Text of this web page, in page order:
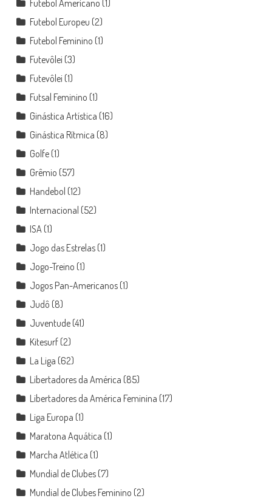
Futebol Americano (1)
Futebol Europeu (2)
Futebol Feminino (1)
Futevôlei (3)
Futevôlei (1)
Futsal Feminino (1)
Ginástica Artística (16)
Ginástica Rítmica (8)
Golfe(1)
Grêmio (57)
Handebol (12)
Internacional (52)
ISA (1)
Jogo das Estrelas(1)
Jogo-Treino (1)
Jogos Pan-Americanos(1)
Judô (8)
Juventude(41)
Kitesurf(2)
La Liga (62)
Libertadores da América (85)
Libertadores da América Feminina (17)
Liga Europa (1)
Maratona Aquática (1)
Marcha Atlética (1)
Mundial de Clubes(7)
Mundial de Clubes Feminino (2)